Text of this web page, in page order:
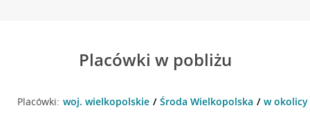
Placówki w pobliżu
Placówki: woj. wielkopolskie Środa Wielkopolska w okolicy